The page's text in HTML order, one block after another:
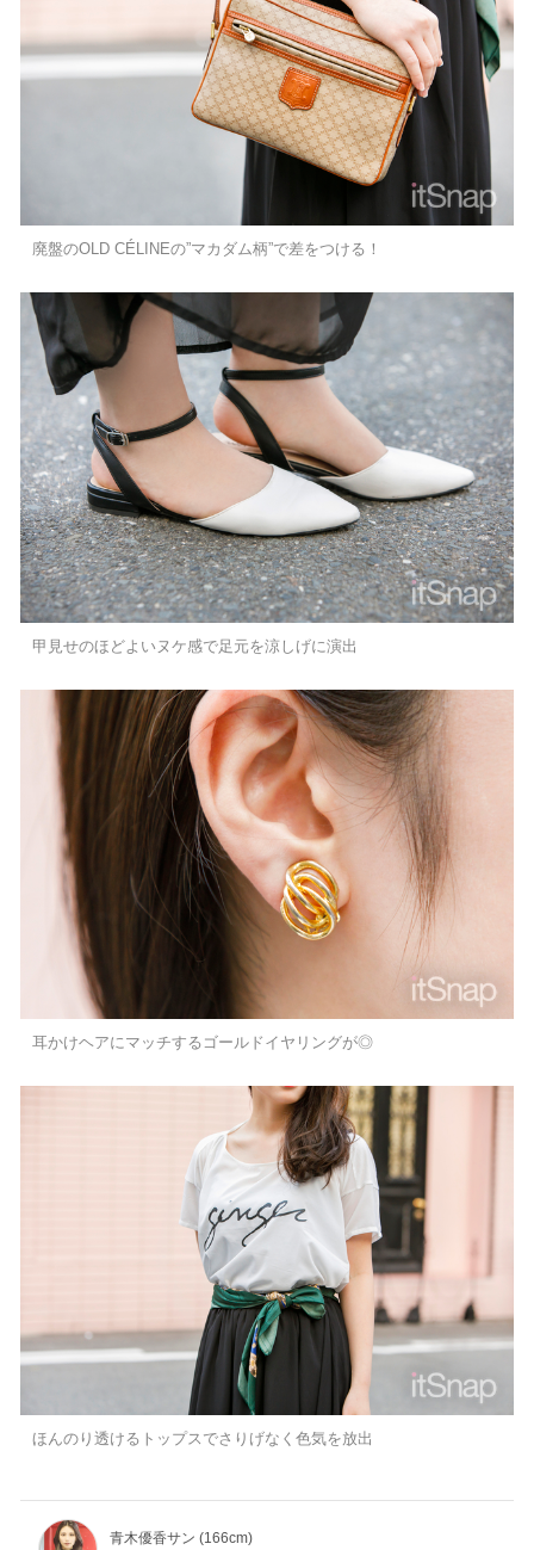
廃盤のOLD CÉLINEの”マカダム柄”で差をつける！
甲見せのほどよいヌケ感で足元を涼しげに演出
耳かけヘアにマッチするゴールドイヤリングが◎
ほんのり透けるトップスでさりげなく色気を放出
青木優香サン (166cm)